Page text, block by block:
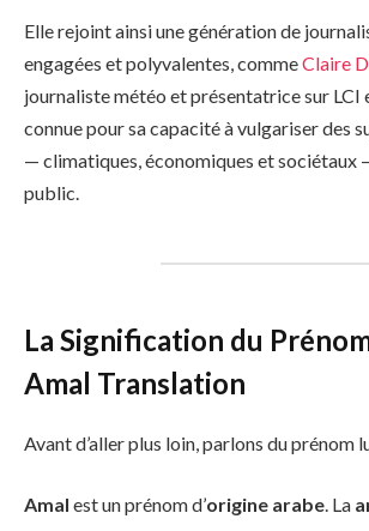
Elle rejoint ainsi une génération de
engagées et polyvalentes, commeClaire
journaliste météo et présentatrice sur LCI
connue pour sa capacité à vulgariser des
— climatiques, économiques et sociétaux
public.
La Signification du
Amal Translation
Avant d’aller plus loin, parlons du prénom
Amal est un prénom d’origine arabe. La